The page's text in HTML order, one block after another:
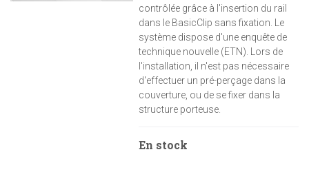
contrôlée grâce à l'insertion du rail
dans le BasicClip sans fixation. Le
système dispose d'une enquête de
technique nouvelle (ETN). Lors de
l'installation, il n'est pas nécessaire
d'effectuer un pré-perçage dans la
couverture, ou de se fixer dans la
structure porteuse.
En stock